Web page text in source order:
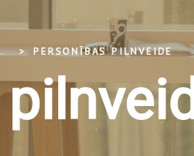
PERSONĪBAS PILNVEIDE